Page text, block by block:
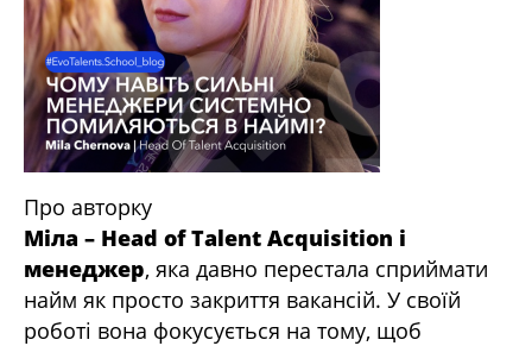
Про авторку
Міла – Head of Talent Acquisition і
менеджер, яка давно перестала сприймати
найм як просто закриття вакансій. У своїй
роботі вона фокусується на тому, щоб